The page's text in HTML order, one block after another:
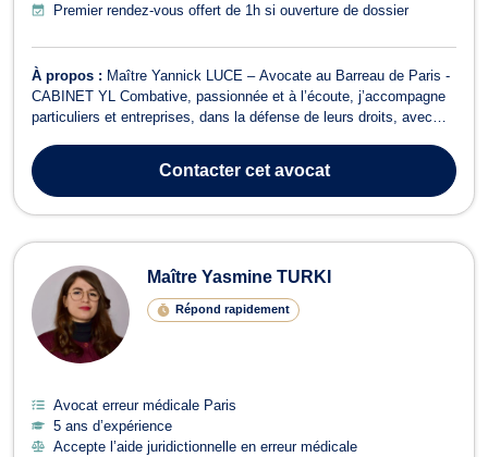
Premier rendez-vous offert de 1h si ouverture de dossier
À propos : Maître Yannick LUCE – Avocate au Barreau de Paris -
CABINET YL Combative, passionnée et à l’écoute, j’accompagne
particuliers et entreprises, dans la défense de leurs droits, avec
engagé Diplômée en droit de l’Université Paris XI, j’ai d’abord
exercé dans l...
Contactercet avocat
Maître Yasmine TURKI
Répond rapidement
Avocat erreur médicale Paris
5 ans d’expérience
Accepte l’aide juridictionnelle en erreur médicale